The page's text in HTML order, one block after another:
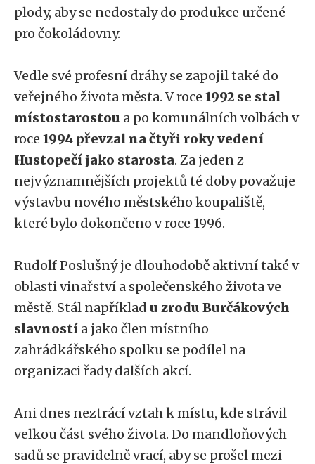
plody, aby se nedostaly do produkce určené
pro čokoládovny.
Vedle své profesní dráhy se zapojil také do
veřejného života města. V roce 1992 se stal
místostarostou a po komunálních volbách v
roce 1994 převzal na čtyři roky vedení
Hustopečí jako starosta. Za jeden z
nejvýznamnějších projektů té doby považuje
výstavbu nového městského koupaliště,
které bylo dokončeno v roce 1996.
Rudolf Poslušný je dlouhodobě aktivní také v
oblasti vinařství a společenského života ve
městě. Stál například u zrodu Burčákových
slavností a jako člen místního
zahrádkářského spolku se podílel na
organizaci řady dalších akcí.
Ani dnes neztrácí vztah k místu, kde strávil
velkou část svého života. Do mandloňových
sadů se pravidelně vrací, aby se prošel mezi